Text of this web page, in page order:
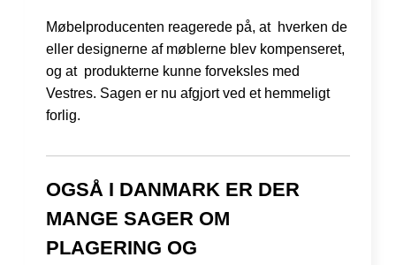
Møbelproducenten reagerede på, at hverken de
eller designerne af møblerne blev kompenseret,
og at produkterne kunne forveksles med
Vestres. Sagen er nu afgjort ved et hemmeligt
forlig.
OGSÅ I DANMARK ER DER
MANGE SAGER OM
PLAGERING OG